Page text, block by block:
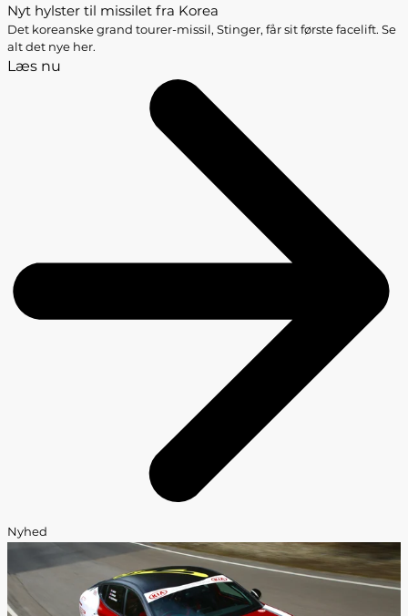
Nyt hylster til missilet fra Korea
Det koreanske grand tourer-missil, Stinger, får sit første facelift. Se
alt det nye her.
Læs nu
Nyhed